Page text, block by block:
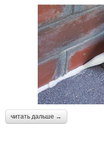
читать дальше →